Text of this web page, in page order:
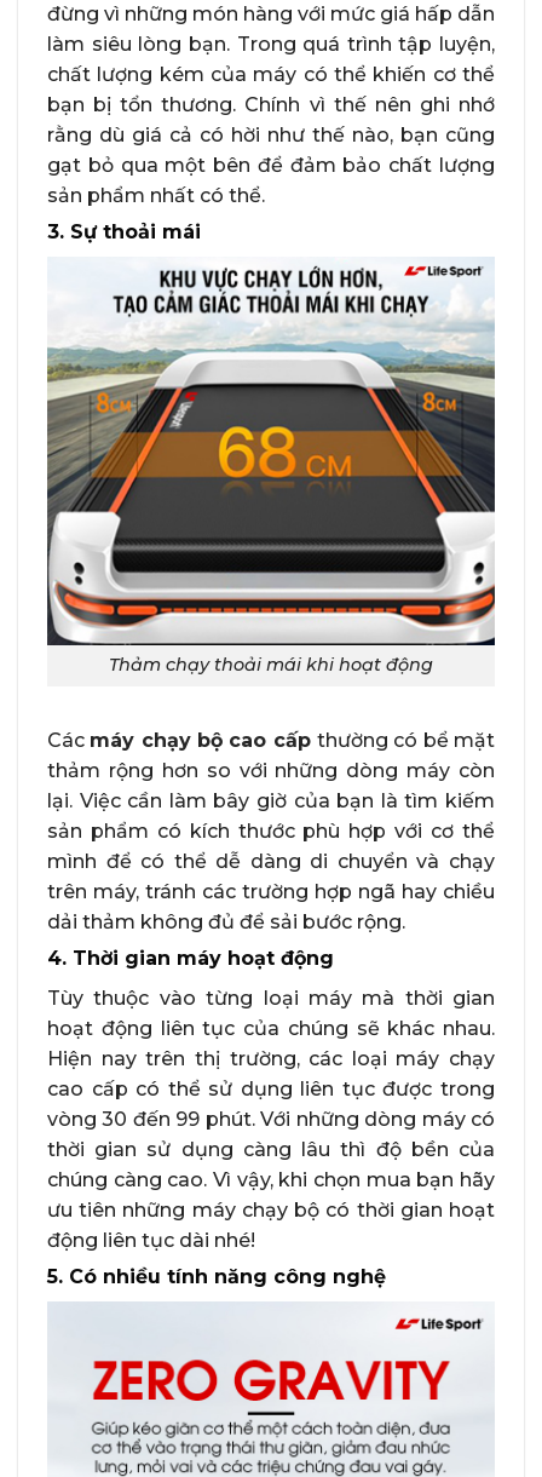
đừng vì những món hàng với mức giá hấp dẫn
làm siêu lòng bạn. Trong quá trình tập luyện,
chất lượng kém của máy có thể khiến cơ thể
bạn bị tổn thương. Chính vì thế nên ghi nhớ
rằng dù giá cả có hời như thế nào, bạn cũng
gạt bỏ qua một bên để đảm bảo chất lượng
sản phẩm nhất có thể.
3. Sự thoải mái
Thảm chạy thoải mái khi hoạt động
Các máy chạy bộ cao cấpthường có bể mặt
thảm rộng hơn so với những dòng máy còn
lại. Việc cần làm bây giờ của bạn là tìm kiếm
sản phẩm có kích thước phù hợp với cơ thể
mình để có thể dễ dàng di chuyển và chạy
trên máy, tránh các trường hợp ngã hay chiều
dải thảm không đủ để sải bước rộng.
4. Thời gian máy hoạt động
Tùy thuộc vào từng loại máy mà thời gian
hoạt động liên tục của chúng sẽ khác nhau.
Hiện nay trên thị trường, các loại máy chạy
cao cấp có thể sử dụng liên tục được trong
vòng 30 đến 99 phút. Với những dòng máy có
thời gian sử dụng càng lâu thì độ bền của
chúng càng cao. Vì vậy, khi chọn mua bạn hãy
ưu tiên những máy chạy bộ có thời gian hoạt
động liên tục dài nhé!
5. Có nhiều tính năng công nghệ